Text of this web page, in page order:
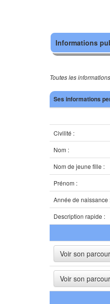
Informations
Toutes les
Ses informations
Civilité :
Nom :
Nom de jeune fille :
Prénom :
Année de naissance
Description rapide :
Voir son
Voir son